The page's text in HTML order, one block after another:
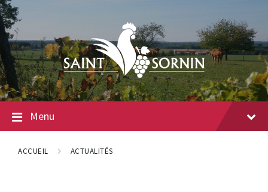
Menu
ACCUEIL ACTUALITÉS